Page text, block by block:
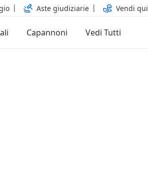
Aste giudiziarie Vendi qui
Capannoni Vedi Tutti